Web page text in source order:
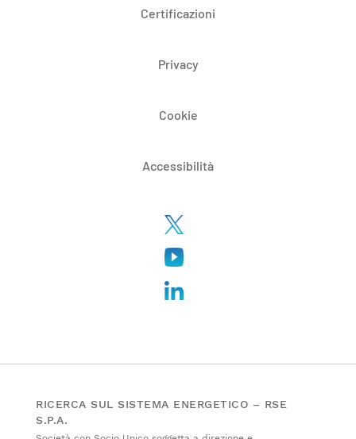
Certificazioni
Privacy
Cookie
Accessibilità
RICERCA SUL SISTEMA ENERGETICO – RSE
S.P.A.